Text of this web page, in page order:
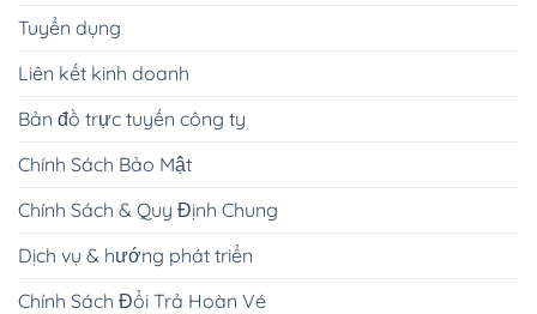
Tuyển dụng
Liên kết kinh doanh
Bản đồ trực tuyến công ty
Chính Sách Bảo Mật
Chính Sách & Quy Định Chung
Dịch vụ & hướng phát triển
Chính Sách Đổi Trả Hoàn Vé